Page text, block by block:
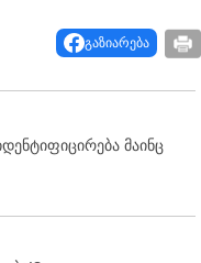
გაზიარება
მაინც